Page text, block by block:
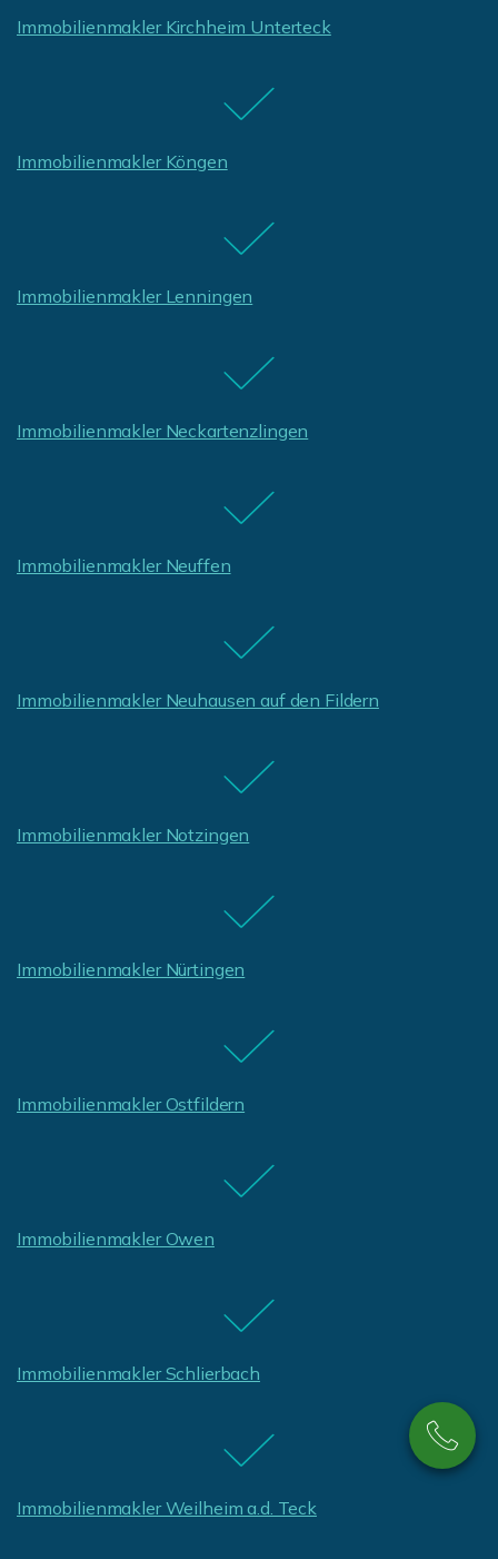
Immobilienmakler Kirchheim Unterteck
Immobilienmakler Köngen
Immobilienmakler Lenningen
Immobilienmakler Neckartenzlingen
Immobilienmakler Neuffen
Immobilienmakler Neuhausen auf den Fildern
Immobilienmakler Notzingen
Immobilienmakler Nürtingen
Immobilienmakler Ostfildern
Immobilienmakler Owen
Immobilienmakler Schlierbach
Immobilienmakler Weilheim a.d. Teck